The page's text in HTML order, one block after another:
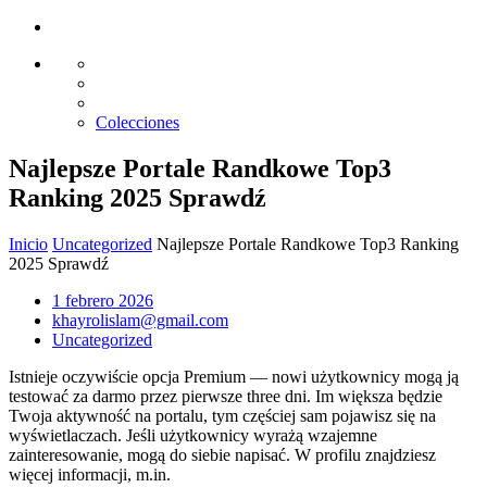
Colecciones
Najlepsze Portale Randkowe Top3
Ranking 2025 Sprawdź
Inicio Uncategorized Najlepsze Portale Randkowe Top3 Ranking
2025 Sprawdź
1 febrero 2026
khayrolislam@gmail.com
Uncategorized
Istnieje oczywiście opcja Premium — nowi użytkownicy mogą ją
testować za darmo przez pierwsze three dni. Im większa będzie
Twoja aktywność na portalu, tym częściej sam pojawisz się na
wyświetlaczach. Jeśli użytkownicy wyrażą wzajemne
zainteresowanie, mogą do siebie napisać. W profilu znajdziesz
więcej informacji, m.in.